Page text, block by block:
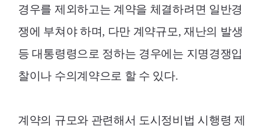
경우를 제외하고는 계약을 체결하려면 일반경
쟁에 부쳐야 하며, 다만 계약규모, 재난의 발생
등 대통령령으로 정하는 경우에는 지명경쟁입
찰이나 수의계약으로 할 수 있다.
계약의 규모와 관련해서 도시정비법 시행령 제